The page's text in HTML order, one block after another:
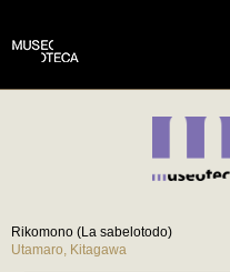
Rikomono (La sabelotodo)
Utamaro, Kitagawa